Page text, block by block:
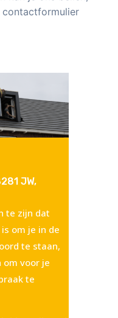
JW,
te zijn dat
om je in de
te staan,
om voor je
te